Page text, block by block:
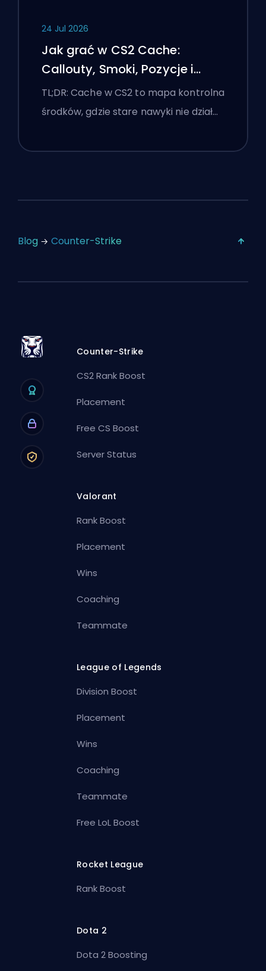
24 Jul 2026
Jak grać w CS2 Cache:
Callouty, Smoki, Pozycje i
Wskazówki Premier
TL;DR: Cache w CS2 to mapa kontrolna
środków, gdzie stare nawyki nie dział…
Blog Counter-Strike
Counter-Strike
CS2 Rank Boost
Placement
Free CS Boost
Server Status
Valorant
Rank Boost
Placement
Wins
Coaching
Teammate
League of Legends
Division Boost
Placement
Wins
Coaching
Teammate
Free LoL Boost
Rocket League
Rank Boost
Dota 2
Dota 2 Boosting